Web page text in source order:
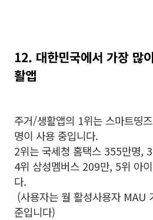
12. 대한민국에서 가장 많
활앱
주거/생활앱의 1위는 스마트
명이 사용 중입니다.
2위는 국세청 홈택스 355만명,
4위 삼성멤버스 209만, 5위 아
다.
(사용자는 월 활성사용자 MAU
준입니다)